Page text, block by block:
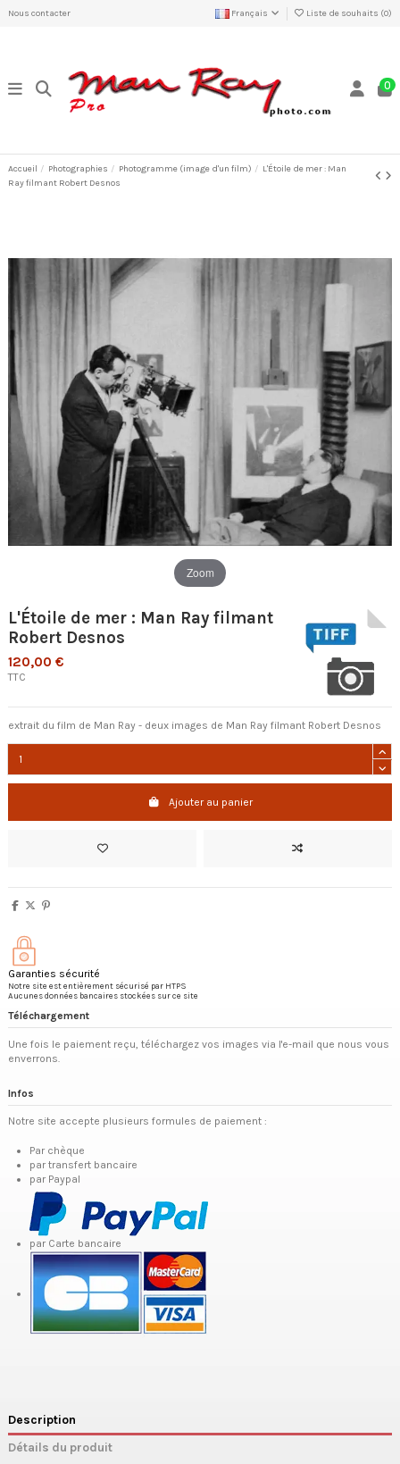
Nous contacter Français Liste de souhaits (0)
0
Accueil Photographies Photogramme (image d'un film)
L'Étoile de mer : Man
Ray filmant Robert Desnos
Zoom
L'Étoile de mer : Man Ray filmant
Robert Desnos
120,00 €
TTC
extrait du film de Man Ray - deux images de Man Ray filmant Robert Desnos
Ajouter au panier
Garanties sécurité
Notre site est entièrement sécurisé par HTPS
Aucunes données bancaires stockées sur ce site
Téléchargement
Une fois le paiement reçu, téléchargez vos images via l'e-mail que nous vous
enverrons.
Infos
Notre site accepte plusieurs formules de paiement :
Par chèque
par transfert bancaire
par Paypal
par Carte bancaire
Description
Détails du produit